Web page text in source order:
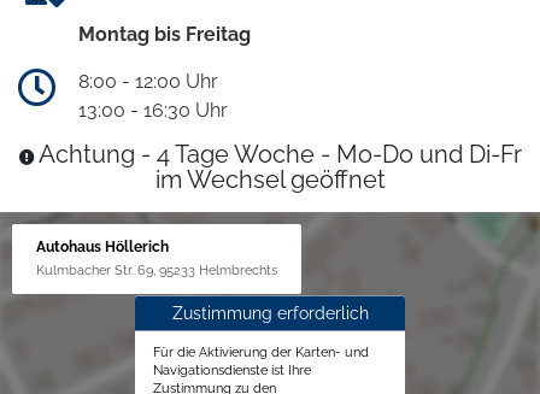
Montag bis Freitag
8:00 - 12:00 Uhr
13:00 - 16:30 Uhr
Achtung - 4 Tage Woche - Mo-Do und Di-Fr
im Wechsel geöffnet
Autohaus Höllerich
Kulmbacher Str. 69, 95233 Helmbrechts
Zustimmung erforderlich
Für die Aktivierung der Karten- und
Navigationsdienste ist Ihre
Zustimmung zu den